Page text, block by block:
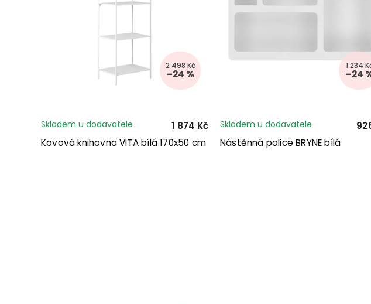
2 498 Kč
–24 %
Kovová knihovna VITA bílá 170x50 cm
Skladem u dodavatele 1 874 Kč
1 234
–24
Nástěnná police BRYNE bílá
Skladem u dodavatele